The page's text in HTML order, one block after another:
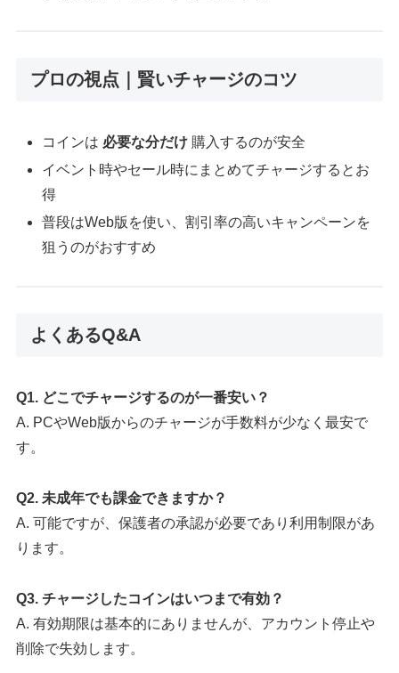
プロの視点｜賢いチャージのコツ
コインは 必要な分だけ 購入するのが安全
イベント時やセール時にまとめてチャージするとお
得
普段はWeb版を使い、割引率の高いキャンペーンを
狙うのがおすすめ
よくあるQ&A
Q1. どこでチャージするのが一番安い？
A. PCやWeb版からのチャージが手数料が少なく最安で
す。
Q2. 未成年でも課金できますか？
A. 可能ですが、保護者の承認が必要であり利用制限があ
ります。
Q3. チャージしたコインはいつまで有効？
A. 有効期限は基本的にありませんが、アカウント停止や
削除で失効します。